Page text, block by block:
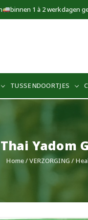
binnen 1 à 2 werkdagen
TUSSENDOORTJES
Yadom
Home/VERZORGING /